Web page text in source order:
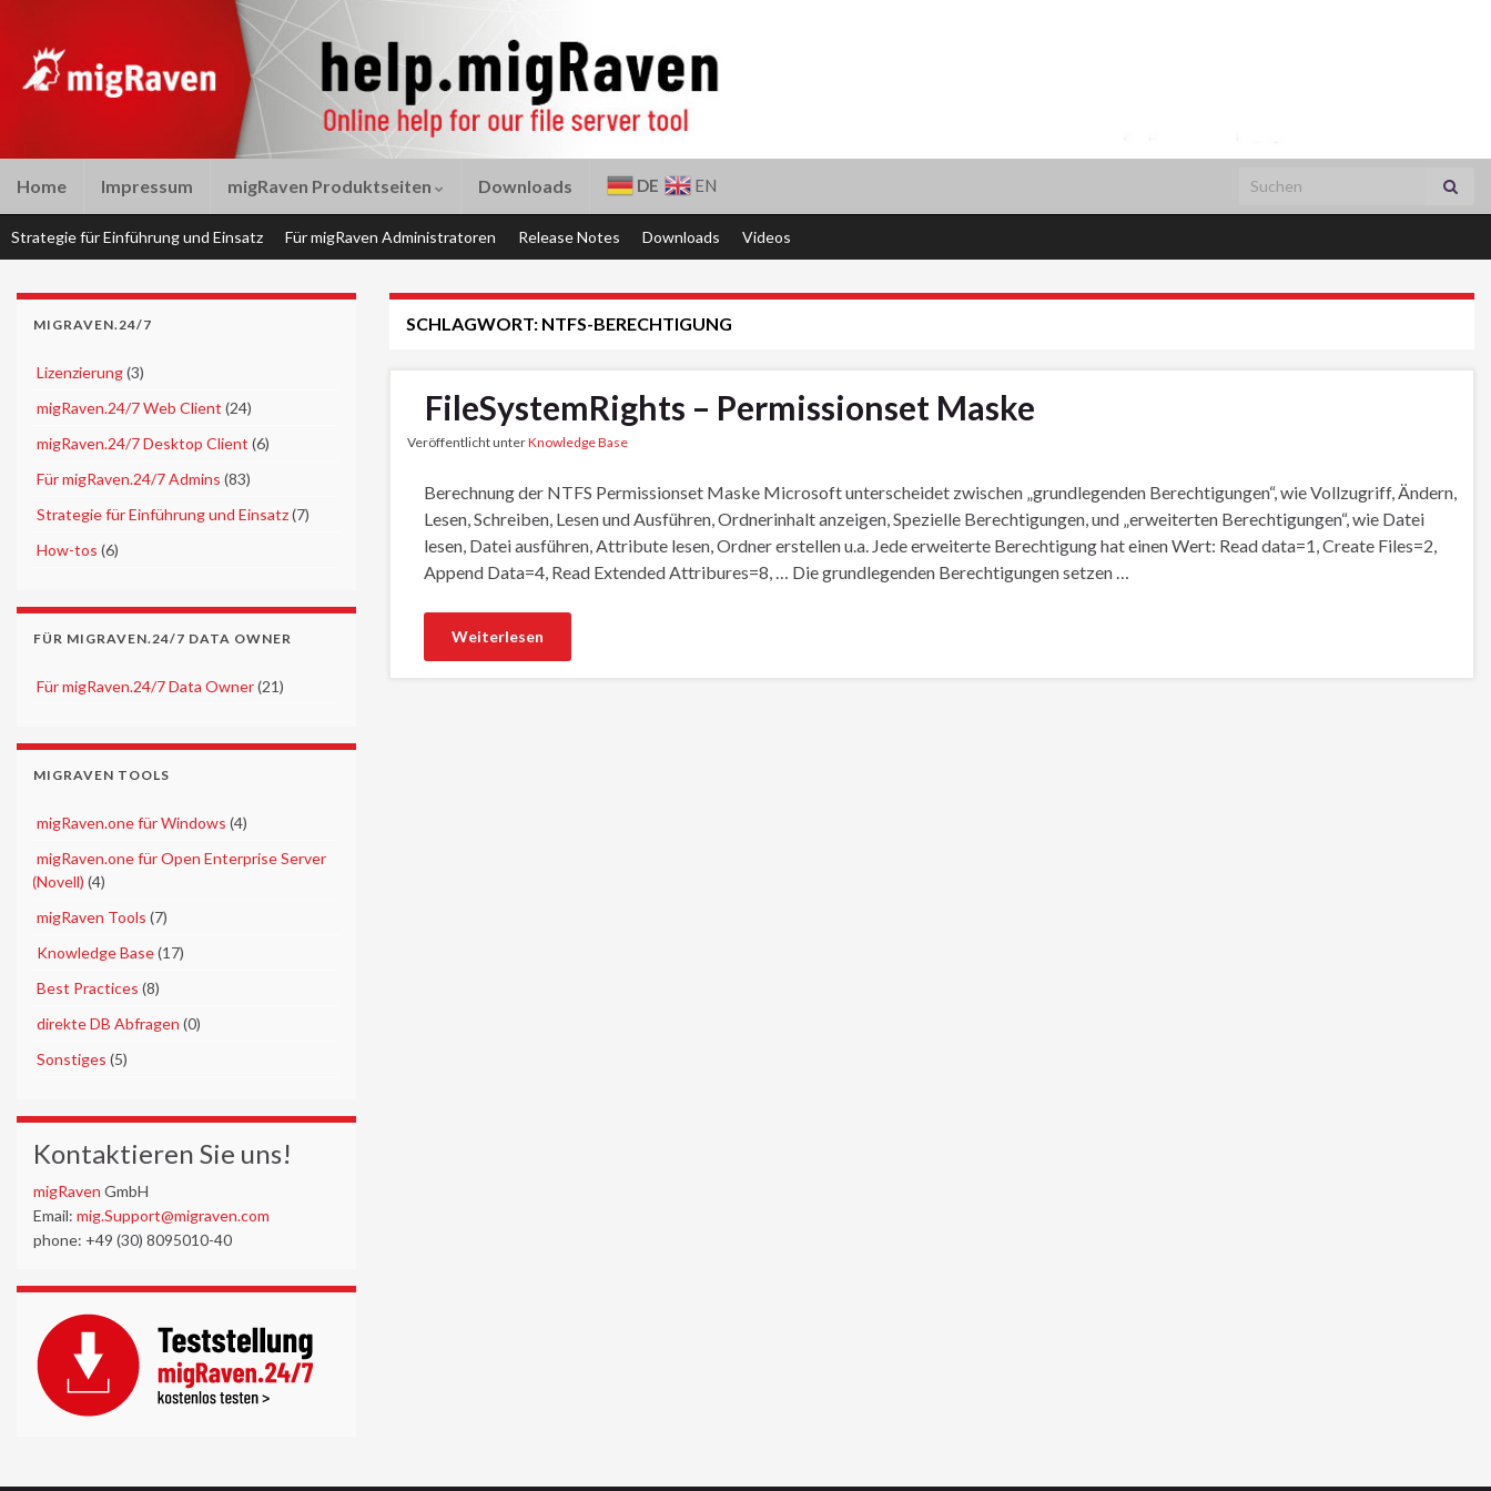
Home Impressum migRaven Produktseiten Downloads Search for:
DE EN
Strategie für Einführung und Einsatz Für migRaven Administratoren Release Notes Downloads Videos
MIGRAVEN.24/7
Lizenzierung(3)
migRaven.24/7 Web Client (24)
migRaven.24/7 Desktop Client (6)
Für migRaven.24/7 Admins (83)
Strategie für Einführung und Einsatz(7)
How-tos (6)
FÜR MIGRAVEN.24/7 DATA OWNER
Für migRaven.24/7 Data Owner(21)
MIGRAVEN TOOLS
migRaven.one für Windows (4)
migRaven.one für Open Enterprise Server
(Novell) (4)
migRaven Tools (7)
Knowledge Base(17)
Best Practices (8)
direkte DB Abfragen (0)
Sonstiges (5)
Kontaktieren Sie uns!
migRaven GmbH
Email: mig.Support@migraven.com
phone: +49 (30) 8095010-40
SCHLAGWORT: NTFS-BERECHTIGUNG
FileSystemRights – Permissionset Maske
Veröffentlicht unterKnowledge Base
Berechnung der NTFS Permissionset Maske Microsoft unterscheidet zwischen „grundlegenden Berechtigungen“, wie Vollzugriff, Ändern,
Lesen, Schreiben, Lesen und Ausführen, Ordnerinhalt anzeigen, Spezielle Berechtigungen, und „erweiterten Berechtigungen“, wie Datei
lesen, Datei ausführen, Attribute lesen, Ordner erstellen u.a. Jede erweiterte Berechtigung hat einen Wert: Read data=1, Create Files=2,
Append Data=4, Read Extended Attribures=8, … Die grundlegenden Berechtigungen setzen …
Weiterlesen